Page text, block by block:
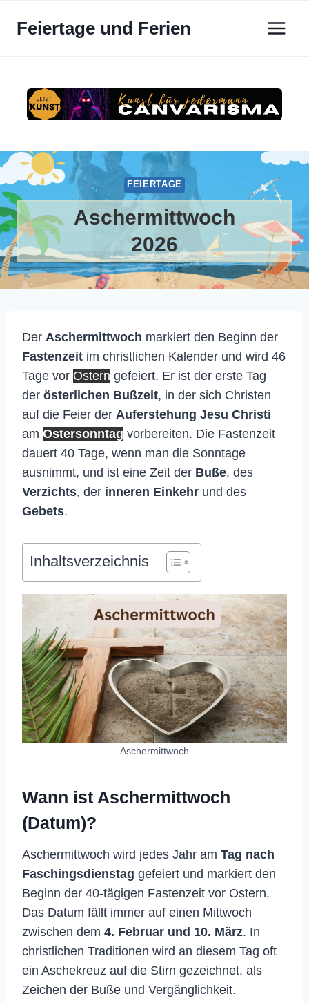
InhaltFeiertage und Ferien
FEIERTAGE
Aschermittwoch
2026
Der Aschermittwoch markiert den Beginn der
Fastenzeit im christlichen Kalender und wird 46
Tage vor Ostern gefeiert. Er ist der erste Tag
der österlichen Bußzeit, in der sich Christen
auf die Feier der Auferstehung Jesu Christi
am Ostersonntag vorbereiten. Die Fastenzeit
dauert 40 Tage, wenn man die Sonntage
ausnimmt, und ist eine Zeit der Buße, des
Verzichts, der inneren Einkehr und des
Gebets.
Inhaltsverzeichnis
Aschermittwoch
Wann ist Aschermittwoch
(Datum)?
Aschermittwoch wird jedes Jahr am Tag nach
Faschingsdienstag gefeiert und markiert den
Beginn der 40-tägigen Fastenzeit vor Ostern.
Das Datum fällt immer auf einen Mittwoch
zwischen dem 4. Februar und 10. März. In
christlichen Traditionen wird an diesem Tag oft
ein Aschekreuz auf die Stirn gezeichnet, als
Zeichen der Buße und Vergänglichkeit.